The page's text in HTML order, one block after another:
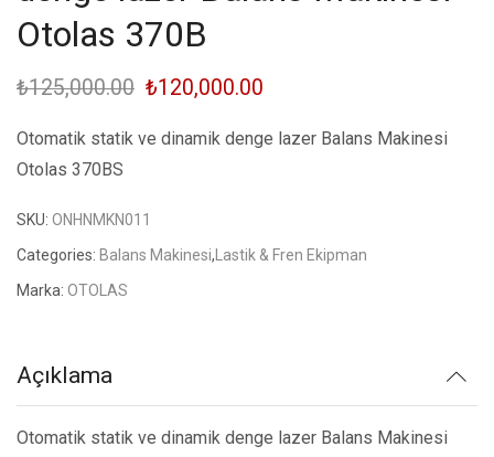
Otolas 370B
₺125,000.00 Orijinal
fiyat:
₺120,000.00
andaki
Otomatik statik ve dinamik denge lazer Balans Makinesi
Otolas 370BS
SKU: ONHNMKN011
Categories: Balans Makinesi, Lastik & Fren Ekipman
Marka: OTOLAS
Açıklama
Otomatik statik ve dinamik denge lazer Balans Makinesi